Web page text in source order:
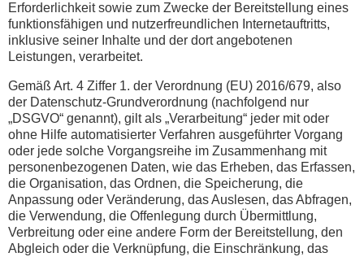
Erforderlichkeit sowie zum Zwecke der Bereitstellung eines
funktionsfähigen und nutzerfreundlichen Internetauftritts,
inklusive seiner Inhalte und der dort angebotenen
Leistungen, verarbeitet.
Gemäß Art. 4 Ziffer 1. der Verordnung (EU) 2016/679, also
der Datenschutz-Grundverordnung (nachfolgend nur
„DSGVO“ genannt), gilt als „Verarbeitung“ jeder mit oder
ohne Hilfe automatisierter Verfahren ausgeführter Vorgang
oder jede solche Vorgangsreihe im Zusammenhang mit
personenbezogenen Daten, wie das Erheben, das Erfassen,
die Organisation, das Ordnen, die Speicherung, die
Anpassung oder Veränderung, das Auslesen, das Abfragen,
die Verwendung, die Offenlegung durch Übermittlung,
Verbreitung oder eine andere Form der Bereitstellung, den
Abgleich oder die Verknüpfung, die Einschränkung, das